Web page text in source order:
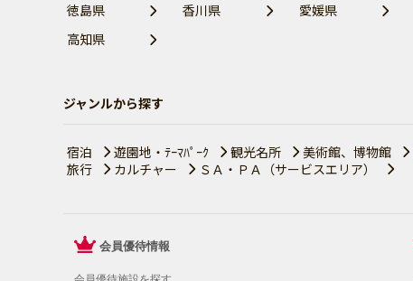
徳島県
香川県
愛媛県
高知県
ジャンルから探す
宿泊 遊園地・ﾃｰﾏﾊﾟｰｸ 観光名所 美術館、博物館
旅行
カルチャー ＳＡ・ＰＡ（サービスエリア）
会員優待情報